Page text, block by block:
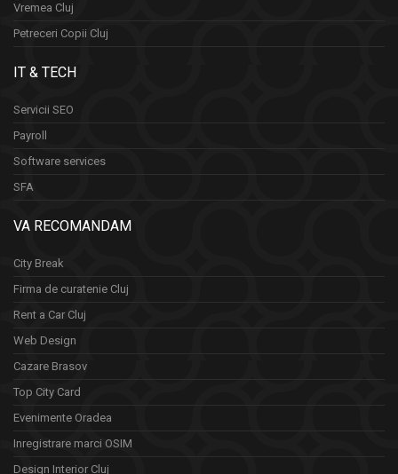
Vremea Cluj
Petreceri Copii Cluj
IT & TECH
Servicii SEO
Payroll
Software services
SFA
VA RECOMANDAM
City Break
Firma de curatenie Cluj
Rent a Car Cluj
Web Design
Cazare Brasov
Top City Card
Evenimente Oradea
Inregistrare marci OSIM
Design Interior Cluj